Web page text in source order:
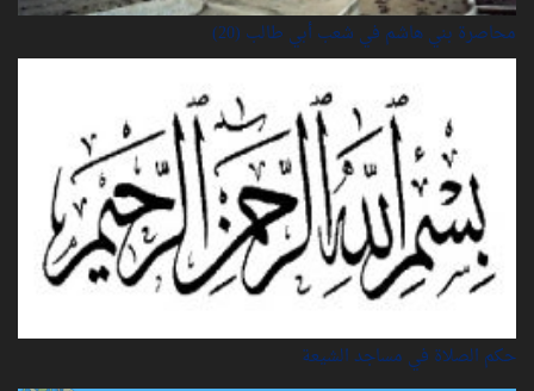
محاصرة بني هاشم في شعب أبي طالب (20)
حكم الصلاة في مساجد الشيعة